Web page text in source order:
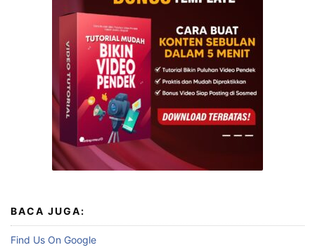
BACA JUGA:
Find Us On Google